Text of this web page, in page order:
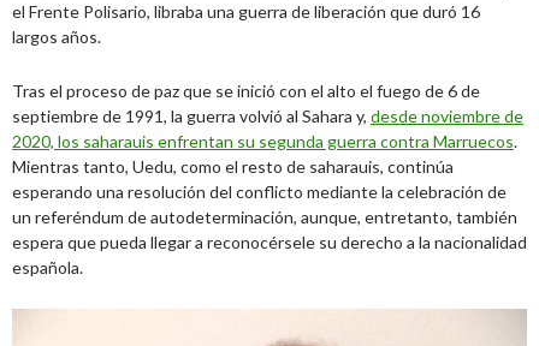
el Frente Polisario, libraba una guerra de liberación que duró 16
largos años.
Tras el proceso de paz que se inició con el alto el fuego de 6 de
septiembre de 1991, la guerra volvió al Sahara y, desde noviembre de
2020, los saharauis enfrentan su segunda guerra contra Marruecos.
Mientras tanto, Uedu, como el resto de saharauis, continúa
esperando una resolución del conflicto mediante la celebración de
un referéndum de autodeterminación, aunque, entretanto, también
espera que pueda llegar a reconocérsele su derecho a la nacionalidad
española.